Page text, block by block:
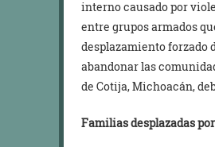
interno causado por
entre grupos armados
desplazamiento forzado
abandonar las
de Cotija, Michoacán,
Familias desplazadas